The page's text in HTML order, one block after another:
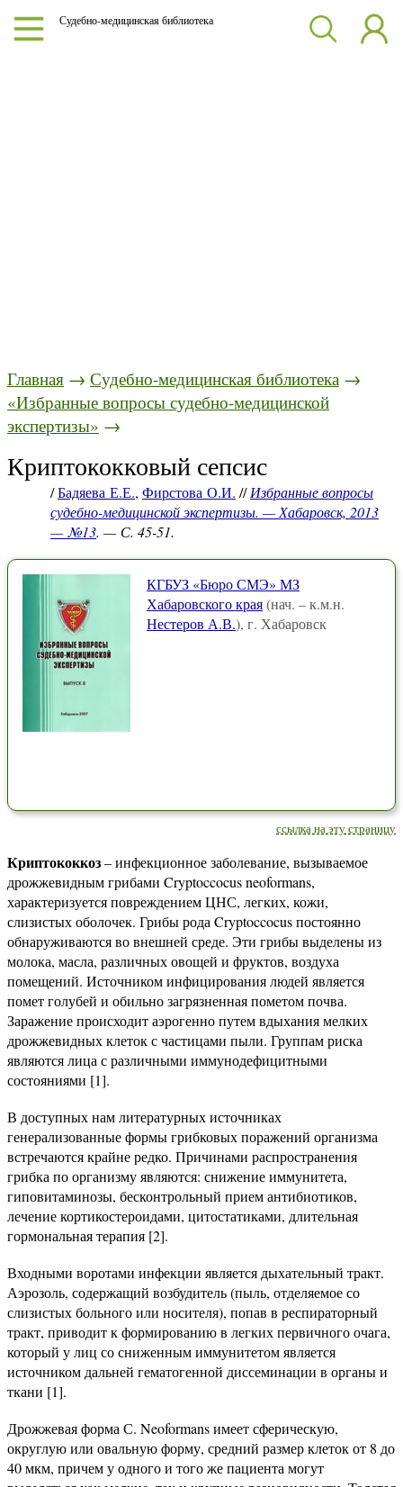
Судебно-медицинская библиотека
Главная → Судебно-медицинская библиотека →
«Избранные вопросы судебно-медицинской
экспертизы» →
Криптококковый сепсис
/Бадяева Е.Е., Фирстова О.И. //Избранные вопросы
судебно-медицинской экспертизы. — Хабаровск, 2013
— №13. — С. 45-51.
КГБУЗ «Бюро СМЭ» МЗ
Хабаровского края(нач. – к.м.н.
Нестеров А.В.), г. Хабаровск
ссылка на эту страницу
Криптококкоз– инфекционное заболевание, вызываемое
дрожжевидным грибами Cryptoccocus neoformans,
характеризуется повреждением ЦНС, легких, кожи,
слизистых оболочек. Грибы рода Cryptoccocus постоянно
обнаруживаются во внешней среде. Эти грибы выделены из
молока, масла, различных овощей и фруктов, воздуха
помещений. Источником инфицирования людей является
помет голубей и обильно загрязненная пометом почва.
Заражение происходит аэрогенно путем вдыхания мелких
дрожжевидных клеток с частицами пыли. Группам риска
являются лица с различными иммунодефицитными
состояниями [1].
В доступных нам литературных источниках
генерализованные формы грибковых поражений организма
встречаются крайне редко. Причинами распространения
грибка по организму являются: снижение иммунитета,
гиповитаминозы, бесконтрольный прием антибиотиков,
лечение кортикостероидами, цитостатиками, длительная
гормональная терапия [2].
Входными воротами инфекции является дыхательный тракт.
Аэрозоль, содержащий возбудитель (пыль, отделяемое со
слизистых больного или носителя), попав в респираторный
тракт, приводит к формированию в легких первичного очага,
который у лиц со сниженным иммунитетом является
источником дальней гематогенной диссеминации в органы и
ткани [1].
Дрожжевая форма С. Neoformans имеет сферическую,
округлую или овальную форму, средний размер клеток от 8 до
40 мкм, причем у одного и того же пациента могут